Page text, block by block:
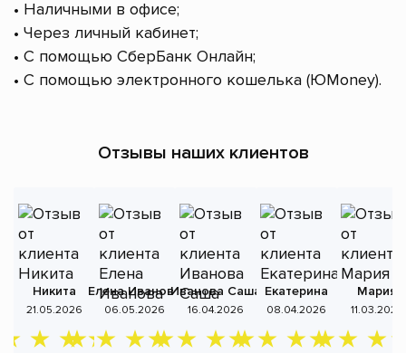
• Наличными в офисе;
• Через личный кабинет;
• С помощью СберБанк Онлайн;
• С помощью электронного кошелька (ЮMoney).
Отзывы наших клиентов
Никита
21.05.2026
Елена Иванова
06.05.2026
Иванова Саша
16.04.2026
Екатерина
08.04.2026
Мария
11.03.2026